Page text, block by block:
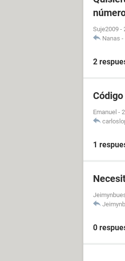
Suje2009 -
Nanas -
2
Emanuel -
1
0